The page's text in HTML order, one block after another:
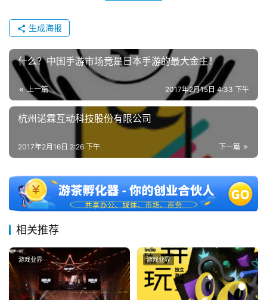
)
生成海报
什么？中国手游市场竟是日本手游的最大金主！
上一篇 2017年2月15日 4:33 下午
杭州诺霖互动科技股份有限公司
下一篇
2017年2月16日 2:26 下午
相关推荐
游戏业界 游戏业界